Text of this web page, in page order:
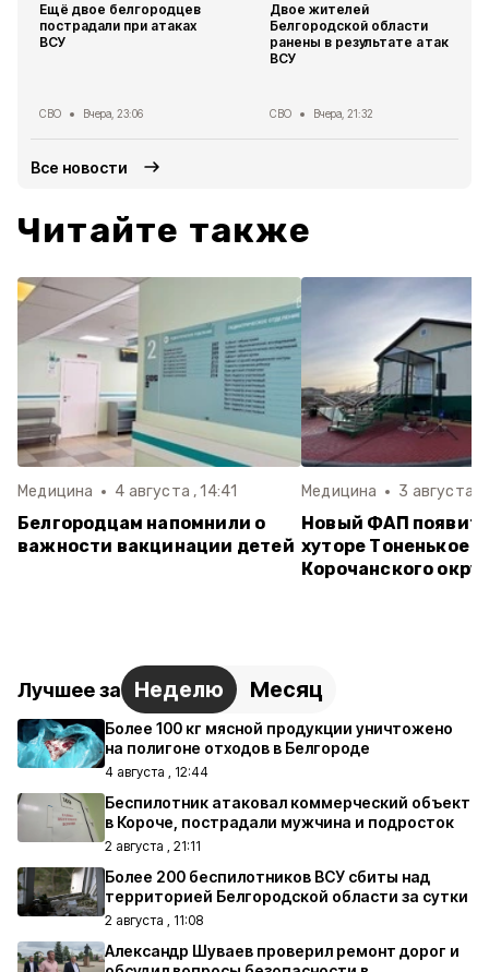
Ещё двое белгородцев
пострадали при атаках
ВСУ
СВО Вчера, 23:06
Двое жителей
Белгородской области
ранены в результате атак
ВСУ
СВО Вчера, 21:32
Все новости
Читайте также
Медицина 4 августа , 14:41
Белгородцам напомнили о
важности вакцинации детей
Медицина 3 августа ,
Новый ФАП
хуторе Тоненькое
Корочанского
Лучшее за Неделю Месяц
Более 100 кг мясной продукции уничтожено
на полигоне отходов в Белгороде
4 августа , 12:44
Беспилотник атаковал коммерческий объект
в Короче, пострадали мужчина и подросток
2 августа , 21:11
Более 200 беспилотников ВСУ сбиты над
территорией Белгородской области за сутки
2 августа , 11:08
Александр Шуваев проверил ремонт дорог и